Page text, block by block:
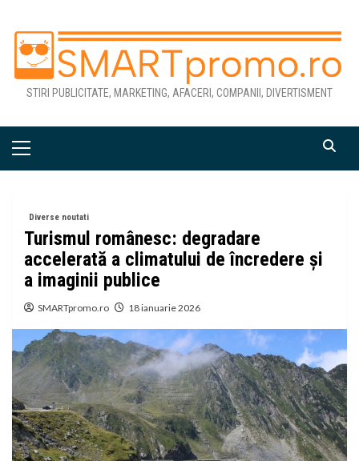
content
STIRI PUBLICITATE, MARKETING, AFACERI, COMPANII, DIVERTISMENT
Primary
Diverse noutati
Turismul românesc: degradare
accelerată a climatului de încredere și
a imaginii publice
SMARTpromo.ro 18 ianuarie 2026